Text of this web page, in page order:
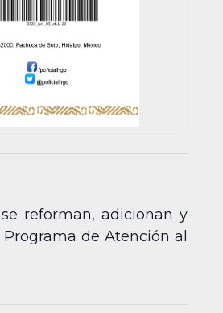
reforman, adicionan y
de Atención al